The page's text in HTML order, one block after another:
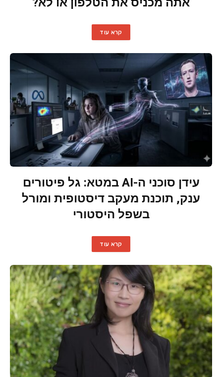
קרא עוד
עידן סוכני ה-AI במטא: גל פיטורים
ענק, תוכנת מעקב דיסטופית ומורל
בשפל היסטורי
קרא עוד